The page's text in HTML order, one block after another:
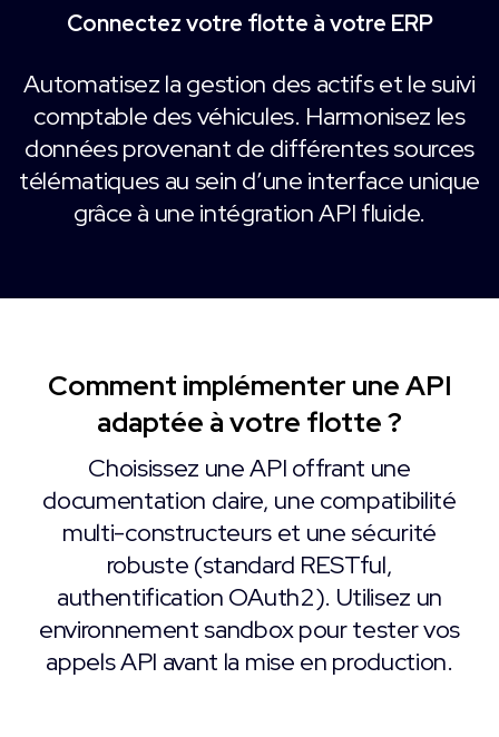
Connectez votre flotte à votre ERP
Automatisez la gestion des actifs et le suivi
comptable des véhicules. Harmonisez les
données provenant de différentes sources
télématiques au sein d’une interface unique
grâce à une intégration API fluide.
Comment implémenter une API
adaptée à votre flotte ?
Choisissez une API offrant une
documentation claire, une compatibilité
multi-constructeurs et une sécurité
robuste (standard RESTful,
authentification OAuth2). Utilisez un
environnement sandbox pour tester vos
appels API avant la mise en production.